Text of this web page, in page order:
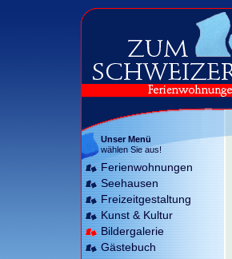
Unser Menü
wählen Sie aus!
Ferienwohnungen
Seehausen
Freizeitgestaltung
Kunst & Kultur
Bildergalerie
Gästebuch